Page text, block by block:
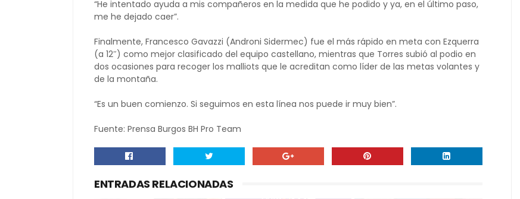
“He intentado ayuda a mis compañeros en la medida que he podido y ya, en el último paso,
me he dejado caer”.
Finalmente, Francesco Gavazzi (Androni Sidermec) fue el más rápido en meta con Ezquerra
(a 12″) como mejor clasificado del equipo castellano, mientras que Torres subió al podio en
dos ocasiones para recoger los malliots que le acreditan como líder de las metas volantes y
de la montaña.
“Es un buen comienzo. Si seguimos en esta línea nos puede ir muy bien”.
Fuente: Prensa Burgos BH Pro Team
ENTRADAS RELACIONADAS